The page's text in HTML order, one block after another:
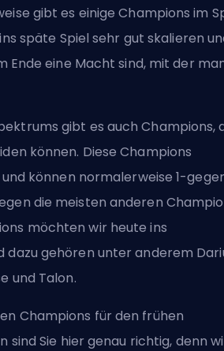
gibt es einige Champions im
späte Spiel sehr gut skalieren
Ende eine Macht sind, mit der
gibt es auch Champions,
können. Diese Champions
können normalerweise 1-
die meisten anderen
möchten wir heute ins
dazu gehören unter anderem
und Talon.
Champions für den frühen
sind Sie hier genau richtig, denn